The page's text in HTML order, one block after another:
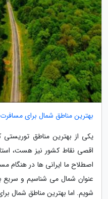
بهترین مناطق شمال برای مسافرت
یکی از بهترین مناطق توریستی
اقصی نقاط کشور نیز هست،
اصطلاح ما ایرانی ها در هنگام
عنوان شمال می شناسیم و سریع
شویم. اما بهترین مناطق شمال